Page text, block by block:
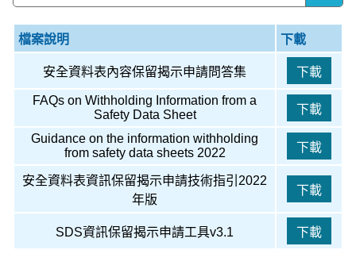
檔案說明 下載
安全資料表內容保留揭示申請問答集
FAQs on Withholding Information from a
Safety Data Sheet
Guidance on the information withholding
from safety data sheets 2022
安全資料表資訊保留揭示申請技術指引2022
年版
SDS資訊保留揭示申請工具v3.1